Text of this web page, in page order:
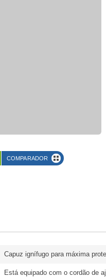
COMPARADOR
Capuz ignífugo para máxima
Está equipado com o cordão de